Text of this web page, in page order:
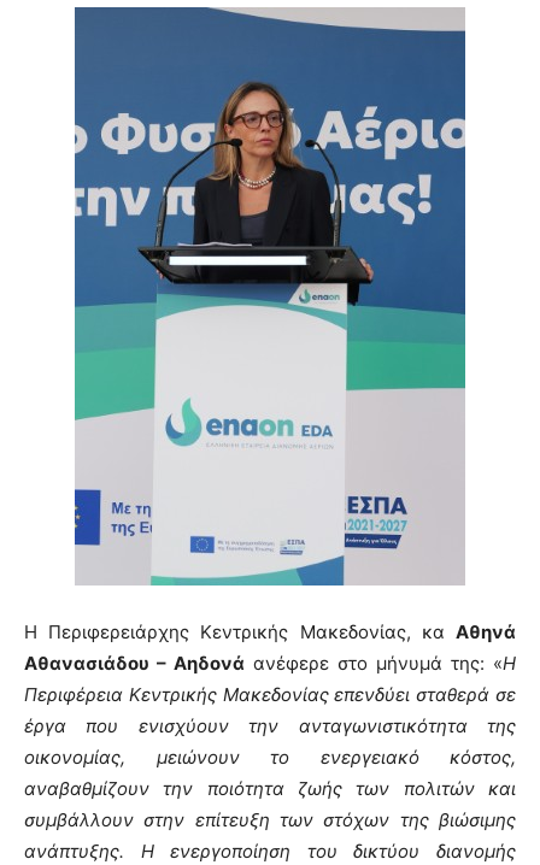
Η Περιφερειάρχης Κεντρικής Μακεδονίας, κα Αθηνά
Αθανασιάδου – Αηδονά ανέφερε στο μήνυμά της: «Η
Περιφέρεια Κεντρικής Μακεδονίας επενδύει σταθερά σε
έργα που ενισχύουν την ανταγωνιστικότητα της
οικονομίας, μειώνουν το ενεργειακό κόστος,
αναβαθμίζουν την ποιότητα ζωής των πολιτών και
συμβάλλουν στην επίτευξη των στόχων της βιώσιμης
ανάπτυξης. Η ενεργοποίηση του δικτύου διανομής